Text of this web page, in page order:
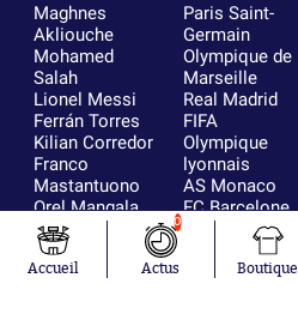
Maghnes
Akliouche
Mohamed
Salah
Lionel Messi
Ferrán Torres
Kilian Corredor
Franco
Mastantuono
Orel Mangala
Rio Mavuba
Rodri
Mika Godts
Paris Saint-
Germain
Olympique de
Marseille
Real Madrid
FIFA
Olympique
lyonnais
AS Monaco
FC Barcelone
Argentine
RC Strasbourg
Trabzonspor
Accueil
0
Actus Boutique